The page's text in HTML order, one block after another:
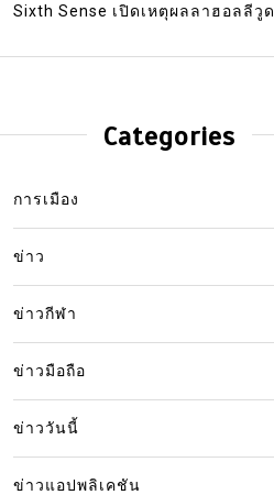
Sixth Sense เปิดเหตุผลลาฮอลลีวูด
Categories
การเมือง
ข่าว
ข่าวกีฬา
ข่าวมือถือ
ข่าววันนี้
ข่าวแอปพลิเคชัน